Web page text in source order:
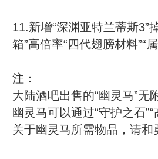
11.新增“深渊亚特兰蒂斯3”
箱”高倍率“四代翅膀材料”“
注：
大陆酒吧出售的“幽灵马”
幽灵马可以通过“守护之石
关于幽灵马所需物品，请